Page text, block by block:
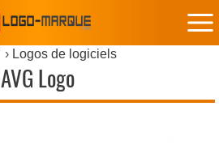
Logos de logiciels
AVG Logo